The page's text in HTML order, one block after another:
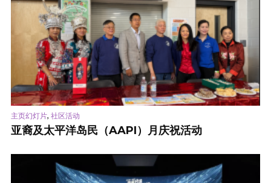
主页幻灯片, 社区活动
亚裔及太平洋岛民（AAPI）月庆祝活动